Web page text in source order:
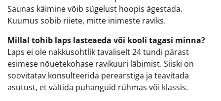
Saunas käimine võib sügelust hoopis ägestada.
Kuumus sobib riiete, mitte inimeste raviks.
Millal tohib laps lasteaeda või kooli tagasi minna?
Laps ei ole nakkusohtlik tavaliselt 24 tundi pärast
esimese nõuetekohase ravikuuri läbimist. Siiski on
soovitatav konsulteerida perearstiga ja teavitada
asutust, et vältida puhanguid rühmas või klassis.